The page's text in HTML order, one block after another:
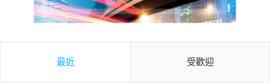
最近 受歡迎